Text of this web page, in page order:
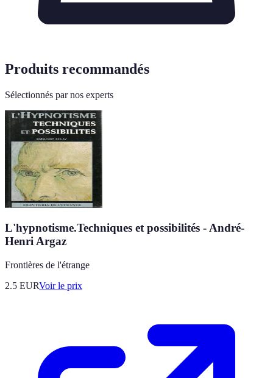
Produits recommandés
Sélectionnés par nos experts
L'hypnotisme.Techniques et possibilités - André-
Henri Argaz
Frontières de l'étrange
2.5 EURVoir le prix